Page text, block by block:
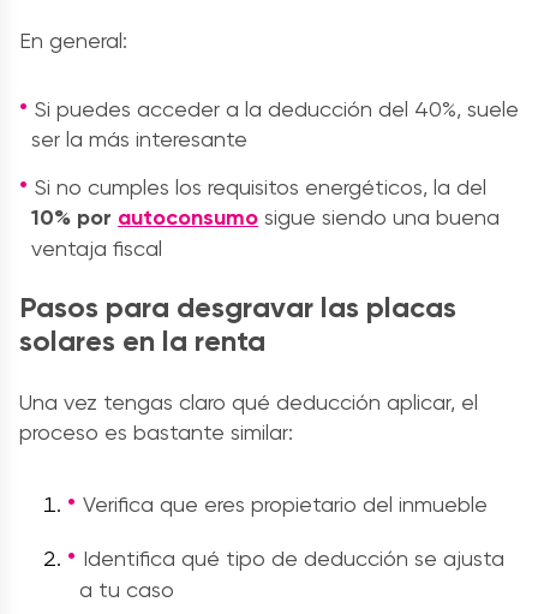
En general:
Si puedes acceder a la deducción del 40%, suele
ser la más interesante
Si no cumples los requisitos energéticos, la del
10% por autoconsumo sigue siendo una buena
ventaja fiscal
Pasos para desgravar las placas
solares en la renta
Una vez tengas claro qué deducción aplicar, el
proceso es bastante similar:
Verifica que eres propietario del inmueble
Identifica qué tipo de deducción se ajusta
a tu caso